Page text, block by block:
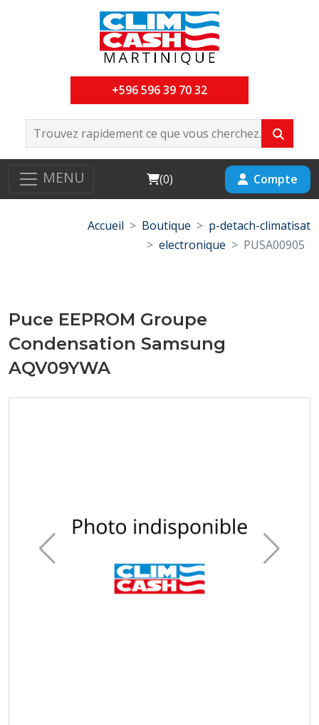
+596 596 39 70 32
MENU Cart
(0) Compte
Accueil Boutique
p-detach-climatisat
electronique
PUSA00905
Puce EEPROM Groupe
Condensation Samsung
AQV09YWA